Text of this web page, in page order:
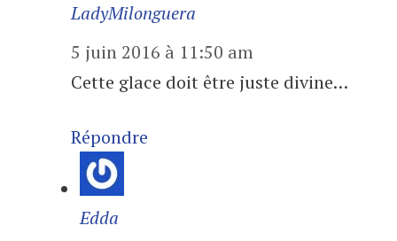
LadyMilonguera
5 juin 2016 à 11:50 am
Cette glace doit être juste divine…
Répondre
Edda